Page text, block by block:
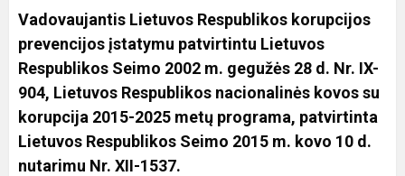
Vadovaujantis Lietuvos Respublikos korupcijos
prevencijos įstatymu patvirtintu Lietuvos
Respublikos Seimo 2002 m. gegužės 28 d. Nr. IX-
904, Lietuvos Respublikos nacionalinės kovos su
korupcija 2015-2025 metų programa, patvirtinta
Lietuvos Respublikos Seimo 2015 m. kovo 10 d.
nutarimu Nr. XII-1537.